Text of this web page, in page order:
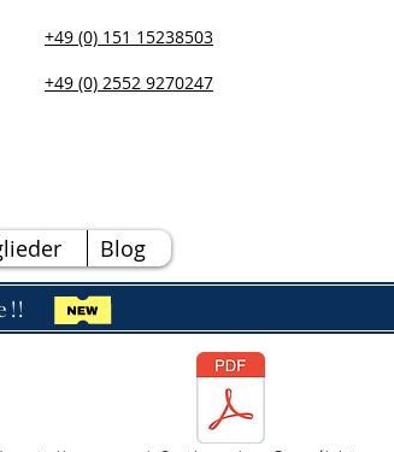
+49 (0) 151 15238503
+49 (0) 2552 9270247
Blog